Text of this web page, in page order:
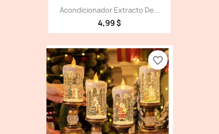
Acondicionador Extracto De...
4,99 $
favorite_border